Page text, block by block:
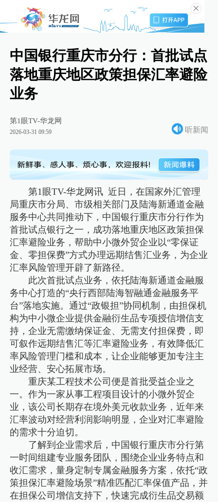
中国银行重庆市分行：首批试点
落地重庆地区政策担保汇率避险
业务
第1眼TV-华龙网
2026-03-31 09:59 听新闻
第1眼TV-华龙网讯 近日，在国家外汇管理
局重庆市分局、市级相关部门及陆海新通道金融
服务中心共同推动下，中国银行重庆市分行作为
首批试点银行之一，成功落地重庆地区政策担保
汇率避险业务，帮助中小微外贸企业以“零保证
金、零担保费”方式办理远期结售汇业务，为企业
汇率风险管理开辟了新路径。
此次首批试点业务，依托陆海新通道金融服
务中心打造的“央行西部陆海智融通金融服务平
台”落地实施。通过“政银担”协同机制，由担保机
构为中小微企业提供金融衍生品专项授信增信支
持，企业无需缴纳保证金、无需支付担保费，即
可叙作远期结售汇等汇率避险业务，有效降低汇
率风险管理门槛和成本，让企业能够更加专注主
业经营、安心拓展市场。
重庆某工程技术公司便是首批受益企业之
一。作为一家从事工程项目设计的小微外贸企
业，该公司长期存在境外美元收款业务，近年来
汇率波动对经营利润影响明显，企业对汇率避险
的需求十分迫切。
了解到企业需求后，中国银行重庆市分行第
一时间组建专业服务团队，围绕企业业务特点和
收汇需求，量身定制专属金融服务方案，依托“政
策担保汇率避险场景”精准匹配汇率保值产品，并
在担保公司增信支持下，快速完成衍生品交易额